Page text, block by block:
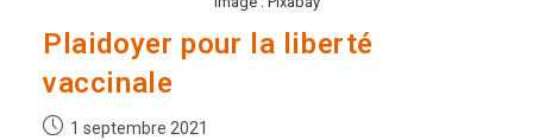
Plaidoyer pour la liberté
vaccinale
Publication
1 septembre 2021